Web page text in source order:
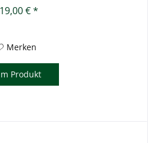
€ *
Merken
Produkt